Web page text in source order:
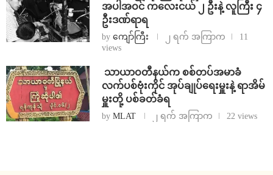
အပါအဝင် ကလေးငယ် ၂ ဦးနဲ့ လူကြီး ၄
ဦးဒဏ်ရာရ
by ကျော်ကြီး ၂ ရက် အကြာက
11
views
⁩ ⁨သာယာဝတီနယ်က စစ်တပ်အမာခံ
လက်ပစ်ဗုံးကိုင် အုပ်ချုပ်ရေးမှူးနဲ့ ရာအိမ်
မှူးတို့ ပစ်ခတ်ခံရ
by MLAT ၂ ရက် အကြာက 22 views